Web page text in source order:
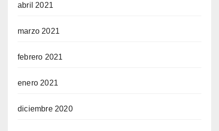
abril 2021
marzo 2021
febrero 2021
enero 2021
diciembre 2020